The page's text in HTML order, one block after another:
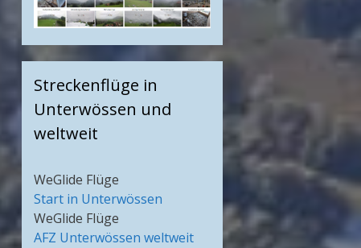
Streckenflüge in
Unterwössen und
weltweit
WeGlide Flüge
Start in Unterwössen
WeGlide Flüge
AFZ Unterwössen weltweit